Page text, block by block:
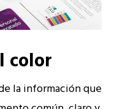
color
la información que